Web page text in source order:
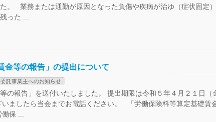
。 業務または通勤が原因となった負傷や疾病が治ゆ（症状固定
った ...
金等の報告」の提出について
託事業主へのお知らせ
の報告」を送付いたしました。 提出期限は令和５年４月２１日（
いましたら当会までお電話ください。 「労働保険料等算定基礎賃
保 ...